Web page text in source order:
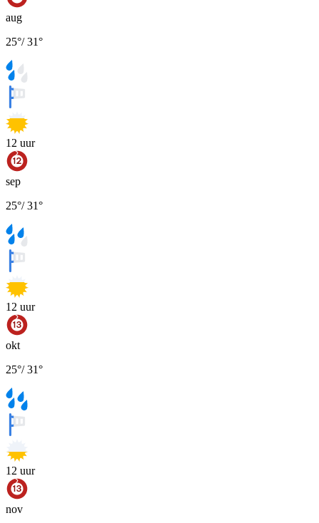
aug
25°/31°
12 uur
sep
25°/31°
12 uur
okt
25°/31°
12 uur
nov